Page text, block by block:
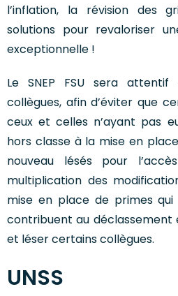
l’inflation, la révision des
solutions pour revaloriser
exceptionnelle !
Le SNEP FSU sera
collègues, afin d’éviter que
ceux et celles n’ayant pas
hors classe à la mise en
nouveau lésés pour
multiplication des
mise en place de primes
contribuent au
et léser certains collègues.
UNSS